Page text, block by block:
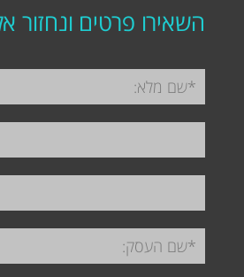
השאירו פרטים ונחזור